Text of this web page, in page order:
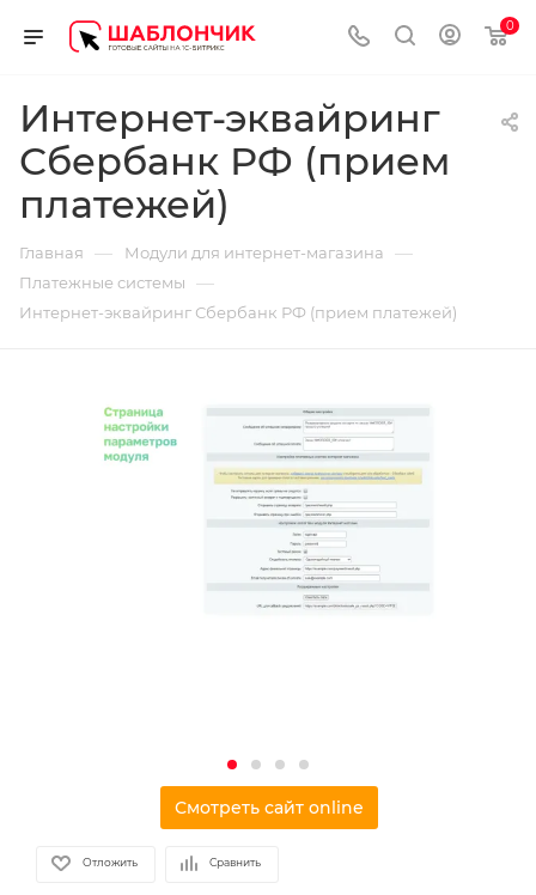
0
Интернет-эквайринг
Сбербанк РФ (прием
платежей)
Главная — Модули для интернет-магазина —
Платежные системы —
Интернет-эквайринг Сбербанк РФ (прием платежей)
Смотреть сайт online
Отложить Сравнить